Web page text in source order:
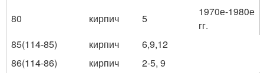
80
кирпич 5
1970е-1980е
гг.
85(114-85)
кирпич
6,9,12
86(114-86)
кирпич
2-5, 9